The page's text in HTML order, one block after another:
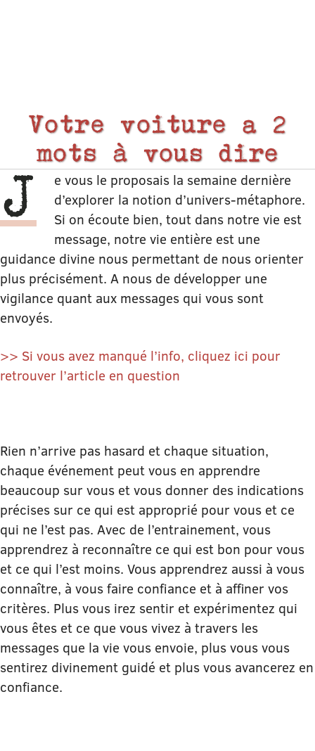
Votre voiture a 2
mots à vous dire
J
e vous le proposais la semaine dernière
d’explorer la notion d’univers-métaphore.
Si on écoute bien, tout dans notre vie est
message, notre vie entière est une
guidance divine nous permettant de nous orienter
plus précisément. A nous de développer une
vigilance quant aux messages qui vous sont
envoyés.
>> Si vous avez manqué l’info, cliquez ici pour
retrouver l’article en question
Rien n’arrive pas hasard et chaque situation,
chaque événement peut vous en apprendre
beaucoup sur vous et vous donner des indications
précises sur ce qui est approprié pour vous et ce
qui ne l’est pas. Avec de l’entrainement, vous
apprendrez à reconnaître ce qui est bon pour vous
et ce qui l’est moins. Vous apprendrez aussi à vous
connaître, à vous faire confiance et à affiner vos
critères. Plus vous irez sentir et expérimentez qui
vous êtes et ce que vous vivez à travers les
messages que la vie vous envoie, plus vous vous
sentirez divinement guidé et plus vous avancerez en
confiance.